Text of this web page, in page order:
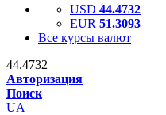
USD 44.4732
EUR 51.3093
Все курсы валют
44.4732
Авторизация
Поиск
UA